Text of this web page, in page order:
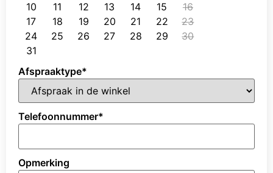
10
11 12 13 14 15
16
17
18 19 20 21 22
23
24
25 26 27 28 29
30
31
Afspraaktype*
Telefoonnummer*
Opmerking